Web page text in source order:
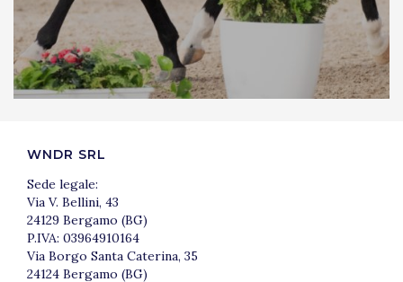
WNDR SRL
Sede legale:
Via V. Bellini, 43
24129 Bergamo (BG)
P.IVA: 03964910164
Via Borgo Santa Caterina, 35
24124 Bergamo (BG)